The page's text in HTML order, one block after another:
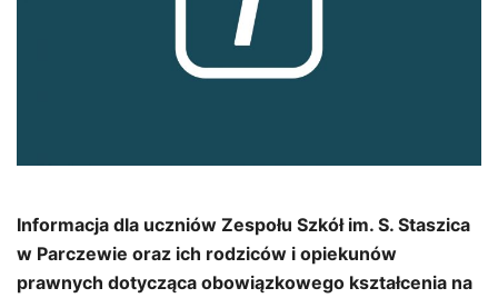
Informacja dla uczniów Zespołu Szkół im. S. Staszica
w Parczewie oraz ich rodziców i opiekunów
prawnych dotycząca obowiązkowego kształcenia na